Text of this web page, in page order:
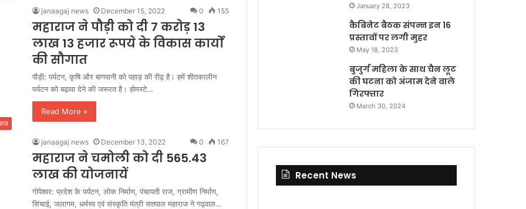
janaagaj news December 15, 2022 0 155
महाराज ने पौड़ी को दी 7 करोड़ 13
लाख 13 हजार रूपये के विकास कार्यों
की सौगात
पौड़ी: पर्यटन, कृषि और बागवानी को पहाड़ की रीढ़ है। हमें शीतकालीन
पर्यटन को बढ़ावा देने की जरूरत है। होमस्टे…
Read More »
janaagaj news December 13, 2022 0 167
महाराज ने चमोली को दी 565.43
लाख की योजनायें
गोपेश्वर: प्रदेश के पर्यटन, लोक निर्माण, पंचायती राज, ग्रामीण निर्माण,
सिंचाई, जलागम, धर्मस्व एवं संस्कृति मंत्री सतपाल महाराज ने गढ़वाल…
January 28, 2023
कैबिनेट बैठक संपन्न इन 16
प्रस्तावों पर लगी मुहर
May 18, 2023
बुजुर्ग महिला के साथ चैन लूट
की घटना को अंजाम देने वाले
गिरफ्तार
March 30, 2024
Recent News